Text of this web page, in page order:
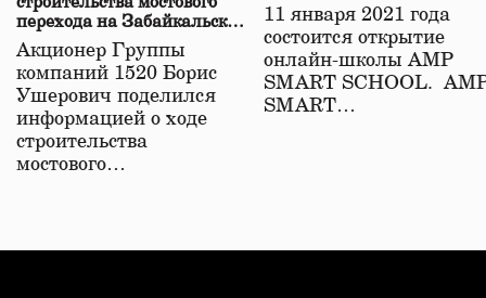
перехода на Забайкальской
железной дороге
Акционер Группы
компаний 1520 Борис
Ушерович поделился
информацией о ходе
строительства
мостового…
11 января 2021 года
состоится открытие
онлайн-школы АМР
SMART SCHOOL.
SMART…